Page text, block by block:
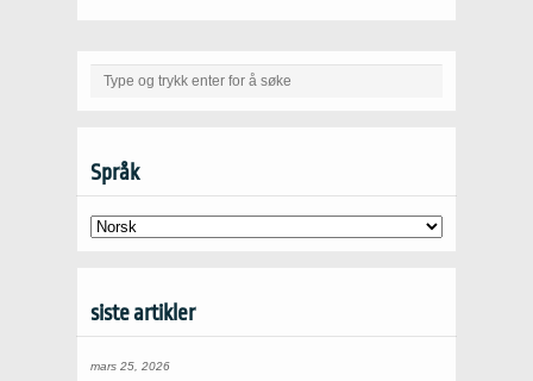
Språk
siste artikler
mars 25, 2026